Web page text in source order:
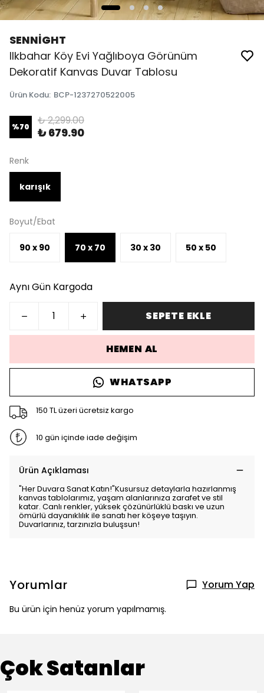
SENNİGHT
Ilkbahar Köy Evi Yağlıboya Görünüm
Dekoratif Kanvas Duvar Tablosu
Ürün Kodu: BCP-1237270522005
%70 ₺ 2,299.00
₺ 679.90
Renk
karışık
Boyut/Ebat
90 x 90 70 x 70 30 x 30 50 x 50
Aynı Gün Kargoda
SEPETE EKLE
HEMEN AL
WHATSAPP
150 TL üzeri ücretsiz kargo
10 gün içinde iade değişim
Ürün Açıklaması
"Her Duvara Sanat Katın!"Kusursuz detaylarla hazırlanmış
kanvas tablolarımız, yaşam alanlarınıza zarafet ve stil
katar. Canlı renkler, yüksek çözünürlüklü baskı ve uzun
ömürlü dayanıklılık ile sanatı her köşeye taşıyın.
Duvarlarınız, tarzınızla buluşsun!
Yorumlar Yorum Yap
Bu ürün için henüz yorum yapılmamış.
Çok Satanlar